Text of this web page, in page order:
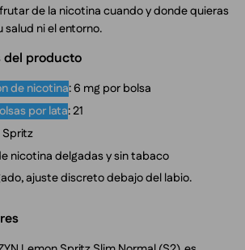
de la nicotina cuando y donde quieras
ni el entorno.
del producto
de nicotina: 6 mg por bolsa
por lata: 21
Spritz
nicotina delgadas y sin tabaco
ajuste discreto debajo del labio.